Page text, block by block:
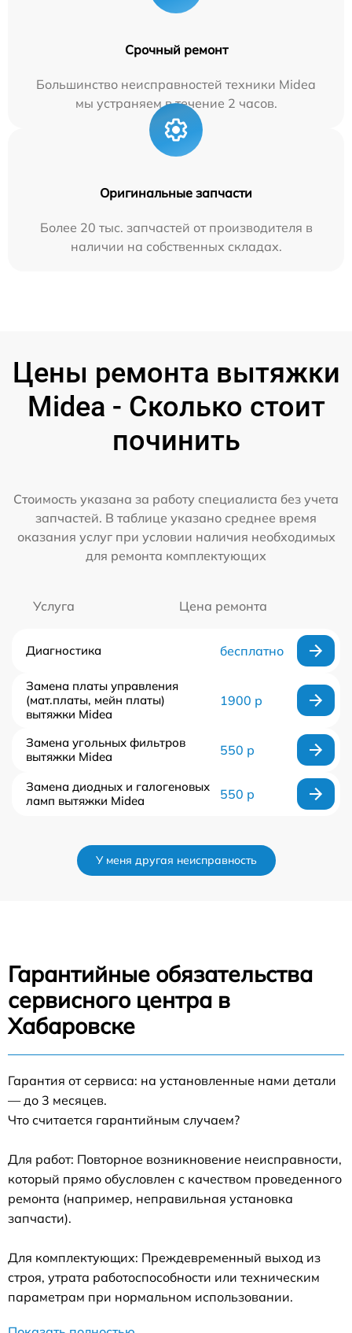
Срочный ремонт
Большинство неисправностей техники Midea
мы устраняем в течение 2 часов.
Оригинальные запчасти
Более 20 тыс. запчастей от производителя в
наличии на собственных складах.
Цены ремонта вытяжки
Midea - Сколько стоит
починить
Стоимость указана за работу специалиста без учета
запчастей. В таблице указано среднее время
оказания услуг при условии наличия необходимых
для ремонта комплектующих
Услуга Цена ремонта
Диагностика бесплатно
Замена платы управления
(мат.платы, мейн платы)
вытяжки Midea
1900 р
Замена угольных фильтров
вытяжки Midea
550 р
Замена диодных и галогеновых
ламп вытяжки Midea
550 р
У меня другая неисправность
Гарантийные обязательства
сервисного центра в
Хабаровске
Гарантия от сервиса: на установленные нами детали
— до 3 месяцев.
Что считается гарантийным случаем?
Для работ: Повторное возникновение неисправности,
который прямо обусловлен с качеством проведенного
ремонта (например, неправильная установка
запчасти).
Для комплектующих: Преждевременный выход из
строя, утрата работоспособности или техническим
параметрам при нормальном использовании.